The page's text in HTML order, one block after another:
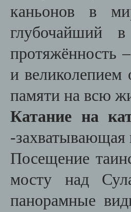
каньонов в
глубочайший
протяжённость
и великолепием
памяти на всю
Катание на
-
Посещение
мосту над
панорамные